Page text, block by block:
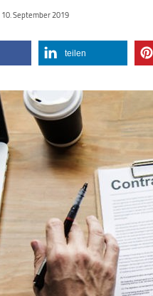
10. September 2019
teilen